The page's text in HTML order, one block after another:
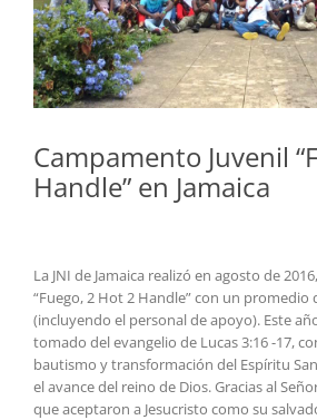
Campamento Juvenil
Handle” en Jamaica
La JNI de Jamaica realizó en agosto de
“Fuego, 2 Hot 2 Handle” con un promedio
(incluyendo el personal de apoyo). Este
tomado del evangelio de Lucas 3:16 -17,
bautismo y transformación del Espíritu
el avance del reino de Dios. Gracias al
que aceptaron a Jesucristo como su